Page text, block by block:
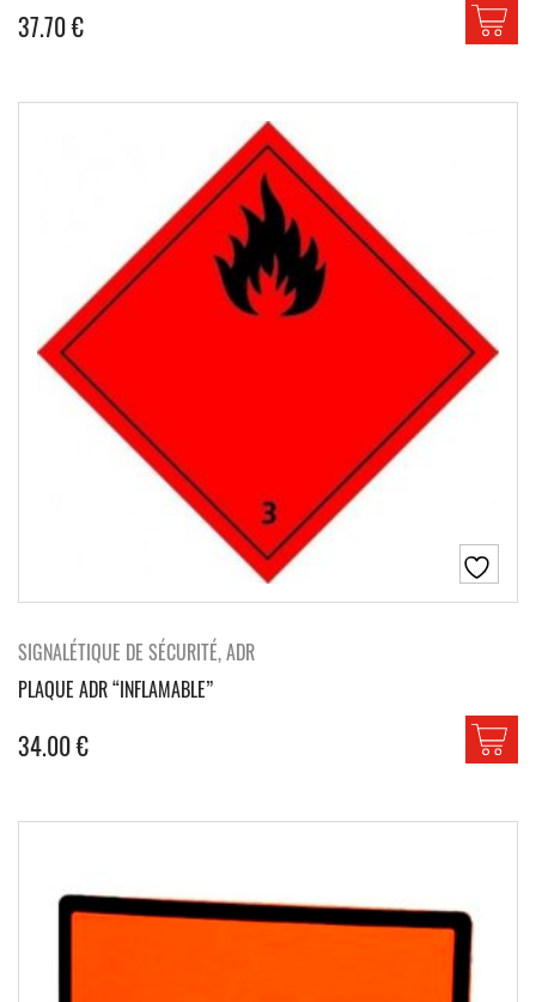
37.70€
SIGNALÉTIQUE DE SÉCURITÉ, ADR
PLAQUE ADR “INFLAMABLE”
34.00€